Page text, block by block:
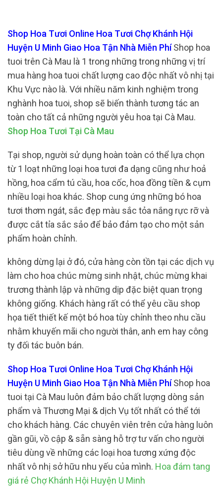
Shop Hoa Tươi Online Hoa Tươi Chợ Khánh Hội
Huyện U Minh Giao Hoa Tận Nhà Miễn PhíShop hoa
tuoi trên Cà Mau là 1 trong những trong những vị trí
mua hàng hoa tuoi chất lượng cao độc nhất vô nhị tại
Khu Vực nào là. Với nhiều năm kinh nghiệm trong
nghành hoa tuoi, shop sẽ biến thành tương tác an
toàn cho tất cả những người yêu hoa tại Cà Mau.
Shop Hoa Tươi Tại Cà Mau
Tại shop, người sử dụng hoàn toàn có thể lựa chọn
từ 1 loạt những loại hoa tươi đa dạng cũng như hoả
hồng, hoa cẩm tú cầu, hoa cốc, hoa đồng tiền & cụm
nhiều loại hoa khác. Shop cung ứng những bó hoa
tươi thơm ngát, sắc đẹp màu sắc tỏa nắng rực rỡ và
được cắt tỉa sắc sảo để bảo đảm tạo cho một sản
phẩm hoàn chỉnh.
không dừng lại ở đó, cửa hàng còn tồn tại các dịch vụ
làm cho hoa chúc mừng sinh nhật, chúc mừng khai
trương thành lập và những dịp đặc biệt quan trọng
không giống. Khách hàng rất có thể yêu cầu shop
họa tiết thiết kế một bó hoa tùy chỉnh theo nhu cầu
nhằm khuyến mãi cho người thân, anh em hay công
ty đối tác buôn bán.
Shop Hoa Tươi Online Hoa Tươi Chợ Khánh Hội
Huyện U Minh Giao Hoa Tận Nhà Miễn PhíShop hoa
tuoi tại Cà Mau luôn đảm bảo chất lượng dòng sản
phẩm và Thương Mại & dịch Vụ tốt nhất có thể tới
cho khách hàng. Các chuyên viên trên cửa hàng luôn
gần gũi, vồ cập & sẵn sàng hỗ trợ tư vấn cho người
tiêu dùng về những các loại hoa tương xứng độc
nhất vô nhị sở hữu nhu yếu của mình. Hoa đám tang
giá rẻ Chợ Khánh Hội Huyện U Minh